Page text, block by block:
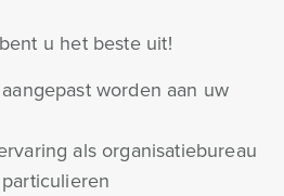
u het beste uit!
worden aan uw
als organisatiebureau